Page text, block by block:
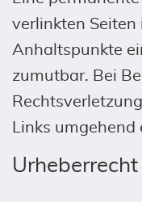
verlinkten Seiten
Anhaltspunkte
zumutbar. Bei
Links umgehend
Urheberrecht